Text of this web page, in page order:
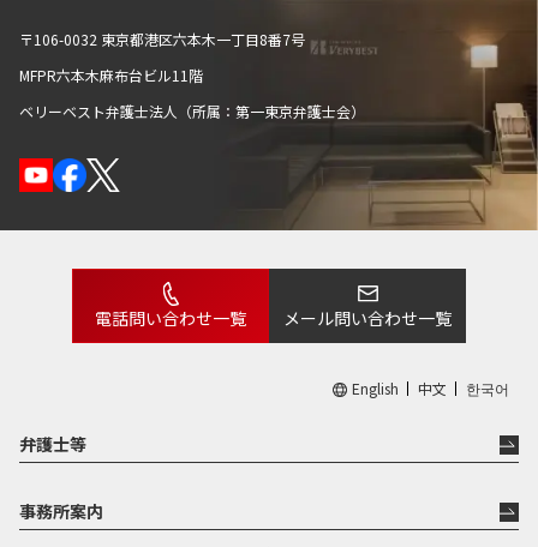
〒106-0032 東京都港区六本木一丁目8番7号
MFPR六本木麻布台ビル11階
ベリーベスト弁護士法人（所属：第一東京弁護士会）
電話問い合わせ一覧 メール問い合わせ一覧
English 中文 한국어
弁護士等
事務所案内